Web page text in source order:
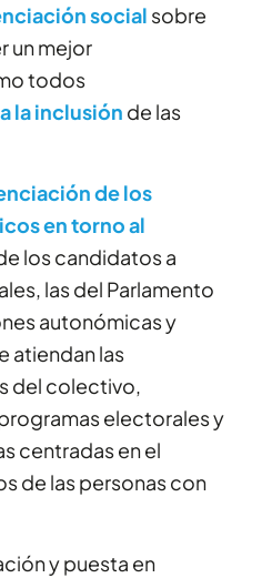
social sobre
un mejor
todos
la inclusión de las
de los
en torno al
los candidatos a
las del Parlamento
autonómicas y
atiendan las
del colectivo,
electorales y
centradas en el
de las personas con
y puesta en